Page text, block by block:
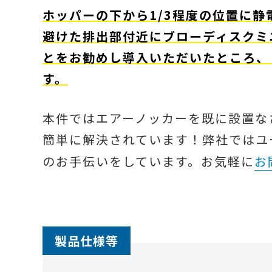
ホッパーの下から1/3程度の位置に静
避けた排出部付近にブローディスク
とをお勧めし導入いただいたところ
す。
本件ではエアーノッカーを既に設置
簡単に解決されています！弊社では
のお手伝いをしています。お気軽に お
製品仕様等